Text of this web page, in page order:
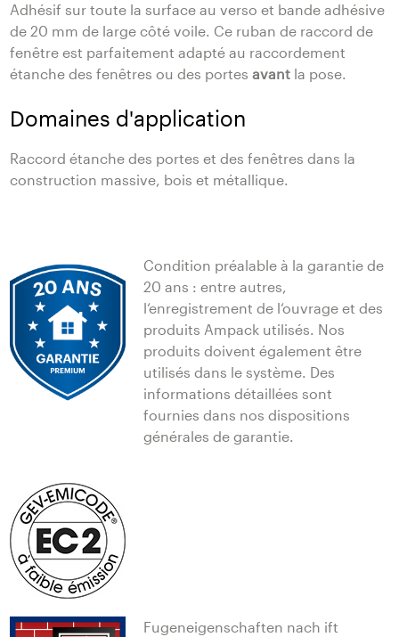
Adhésif sur toute la surface au verso et bande adhésive
de 20 mm de large côté voile. Ce ruban de raccord de
fenêtre est parfaitement adapté au raccordement
étanche des fenêtres ou des portesavant la pose.
Domaines d'application
Raccord étanche des portes et des fenêtres dans la
construction massive, bois et métallique.
Condition préalable à la garantie de
20 ans : entre autres,
l‘enregistrement de l‘ouvrage et des
produits Ampack utilisés. Nos
produits doivent également être
utilisés dans le système. Des
informations détaillées sont
fournies dans nos dispositions
générales de garantie.
Fugeneigenschaften nach ift